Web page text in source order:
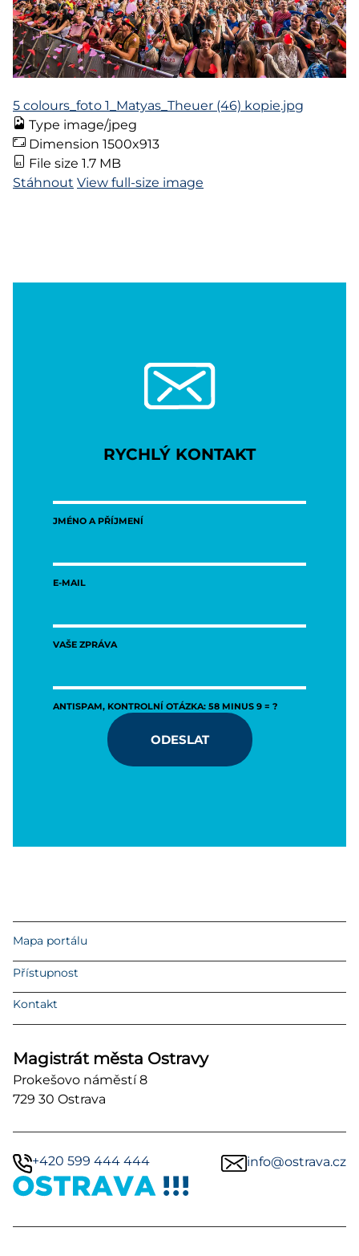
5 colours_foto 1_Matyas_Theuer (46) kopie.jpg
Type image/jpeg
Dimension 1500x913
File size 1.7 MB
Stáhnout View full-size image
RYCHLÝ KONTAKT
JMÉNO A PŘÍJMENÍ
E-MAIL
VAŠE ZPRÁVA
ANTISPAM, KONTROLNÍ OTÁZKA: 58 MINUS 9 = ?
ODESLAT
Mapa portálu
Přístupnost
Kontakt
Magistrát města Ostravy
Prokešovo náměstí 8
729 30 Ostrava
+420 599 444 444 info@ostrava.cz